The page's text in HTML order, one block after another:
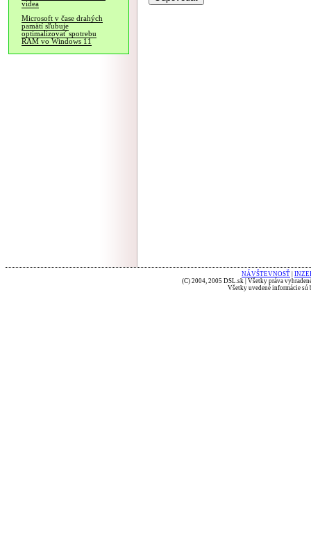
videa
Microsoft v čase drahých
pamätí sľubuje
optimalizovať spotrebu
RAM vo Windows 11
NÁVŠTEVNOSŤ
(C) 2004, 2005 DSL.sk | Všetky práva
Všetky uvedené informácie sú